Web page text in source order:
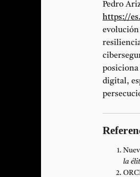
Pedro
https://
digital,
la